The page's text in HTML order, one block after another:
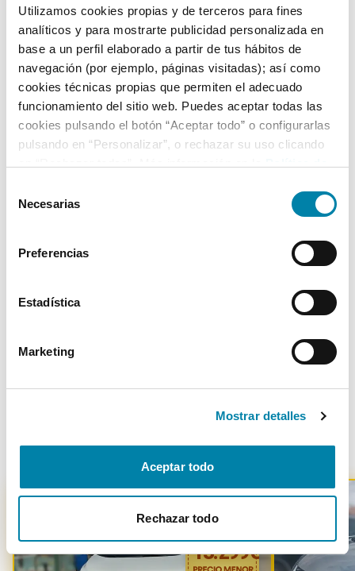
Utilizamos cookies propias y de terceros para fines
analíticos y para mostrarte publicidad personalizada en
base a un perfil elaborado a partir de tus hábitos de
navegación (por ejemplo, páginas visitadas); así como
cookies técnicas propias que permiten el adecuado
funcionamiento del sitio web. Puedes aceptar todas las
cookies pulsando el botón “Aceptar todo” o configurarlas
pulsando en “Personalizar”, o rechazar su uso clicando
Necesarias
Preferencias
Estadística
Marketing
Mostrar detalles
Aceptar todo
Rechazar todo
Equipamiento*
Detalles destacados
Apple CarPlay y Android Auto inalámbricos
Faros Full LED
Luz diurna LED
* La información de Equipamiento puede no reflejar todos los detalles
específicos del vehículo.
Más de 3.500 clientes satisfechos
-13.299€